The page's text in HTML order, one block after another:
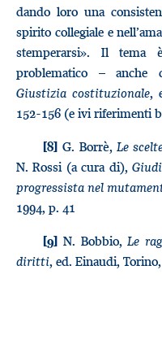
dando loro una
spirito collegiale e
stemperarsi». Il
problematico – anche
Giustizia costituzionale,
152-156 (e ivi riferimenti
[8] G. Borrè, Le
N. Rossi (a cura di),
progressista nel
1994, p. 41
[9] N. Bobbio,Le
diritti, ed. Einaudi,